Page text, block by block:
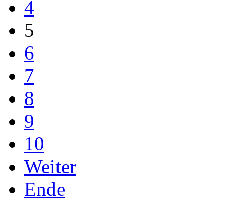
4
5
6
7
8
9
10
Weiter
Ende